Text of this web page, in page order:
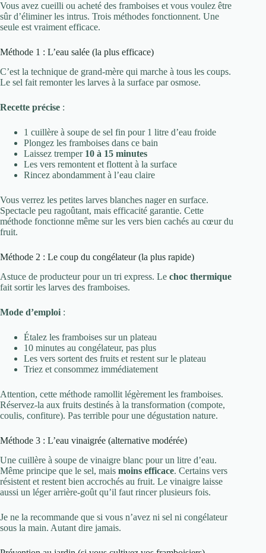
Vous avez cueilli ou acheté des framboises et vous voulez être
sûr d’éliminer les intrus. Trois méthodes fonctionnent. Une
seule est vraiment efficace.
Méthode 1 : L’eau salée (la plus efficace)
C’est la technique de grand-mère qui marche à tous les coups.
Le sel fait remonter les larves à la surface par osmose.
Recette précise :
1 cuillère à soupe de sel fin pour 1 litre d’eau froide
Plongez les framboises dans ce bain
Laissez tremper 10 à 15 minutes
Les vers remontent et flottent à la surface
Rincez abondamment à l’eau claire
Vous verrez les petites larves blanches nager en surface.
Spectacle peu ragoûtant, mais efficacité garantie. Cette
méthode fonctionne même sur les vers bien cachés au cœur du
fruit.
Méthode 2 : Le coup du congélateur (la plus rapide)
Astuce de producteur pour un tri express. Le choc thermique
fait sortir les larves des framboises.
Mode d’emploi :
Étalez les framboises sur un plateau
10 minutes au congélateur, pas plus
Les vers sortent des fruits et restent sur le plateau
Triez et consommez immédiatement
Attention, cette méthode ramollit légèrement les framboises.
Réservez-la aux fruits destinés à la transformation (compote,
coulis, confiture). Pas terrible pour une dégustation nature.
Méthode 3 : L’eau vinaigrée (alternative modérée)
Une cuillère à soupe de vinaigre blanc pour un litre d’eau.
Même principe que le sel, mais moins efficace. Certains vers
résistent et restent bien accrochés au fruit. Le vinaigre laisse
aussi un léger arrière-goût qu’il faut rincer plusieurs fois.
Je ne la recommande que si vous n’avez ni sel ni congélateur
sous la main. Autant dire jamais.